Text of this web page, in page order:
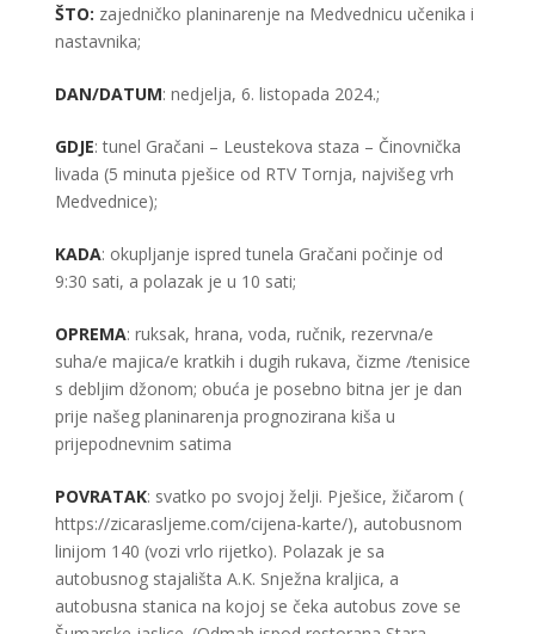
ŠTO: zajedničko planinarenje na Medvednicu učenika i
nastavnika;
DAN/DATUM: nedjelja, 6. listopada 2024.;
GDJE: tunel Gračani – Leustekova staza – Činovnička
livada (5 minuta pješice od RTV Tornja, najvišeg vrh
Medvednice);
KADA: okupljanje ispred tunela Gračani počinje od
9:30 sati, a polazak je u 10 sati;
OPREMA: ruksak, hrana, voda, ručnik, rezervna/e
suha/e majica/e kratkih i dugih rukava, čizme /tenisice
s debljim džonom; obuća je posebno bitna jer je dan
prije našeg planinarenja prognozirana kiša u
prijepodnevnim satima
POVRATAK: svatko po svojoj želji. Pješice, žičarom (
https://zicarasljeme.com/cijena-karte/), autobusnom
linijom 140 (vozi vrlo rijetko). Polazak je sa
autobusnog stajališta A.K. Snježna kraljica, a
autobusna stanica na kojoj se čeka autobus zove se